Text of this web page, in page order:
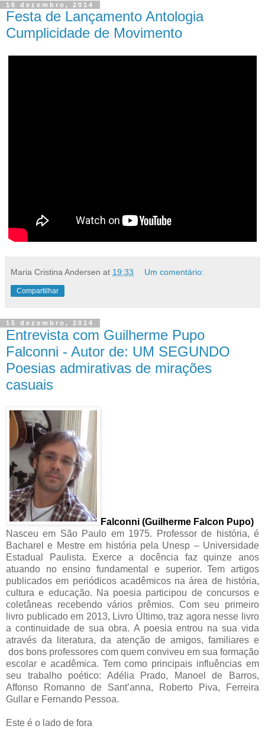
16 dezembro, 2014
Festa de Lançamento Antologia
Cumplicidade de Movimento
Maria Cristina Andersen at 19:33 Um comentário:
Compartilhar
15 dezembro, 2014
Entrevista com Guilherme Pupo
Falconni - Autor de: UM SEGUNDO
Poesias admirativas de mirações
casuais
Falconni (Guilherme Falcon Pupo)
Nasceu em São Paulo em 1975. Professor de história, é
Bacharel e Mestre em história pela Unesp – Universidade
Estadual Paulista. Exerce a docência faz quinze anos
atuando no ensino fundamental e superior. Tem artigos
publicados em periódicos acadêmicos na área de história,
cultura e educação. Na poesia participou de concursos e
coletâneas recebendo vários prêmios. Com seu primeiro
livro publicado em 2013, Livro Último, traz agora nesse livro
a continuidade de sua obra. A poesia entrou na sua vida
através da literatura, da atenção de amigos, familiares e
dos bons professores com quem conviveu em sua formação
escolar e acadêmica. Tem como principais influências em
seu trabalho poético: Adélia Prado, Manoel de Barros,
Affonso Romanno de Sant’anna, Roberto Piva, Ferreira
Gullar e Fernando Pessoa.
Este é o lado de fora